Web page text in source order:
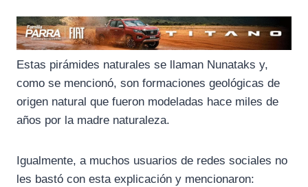
Estas pirámides naturales se llaman Nunataks y,
como se mencionó, son formaciones geológicas de
origen natural que fueron modeladas hace miles de
años por la madre naturaleza.
Igualmente, a muchos usuarios de redes sociales no
les bastó con esta explicación y mencionaron: